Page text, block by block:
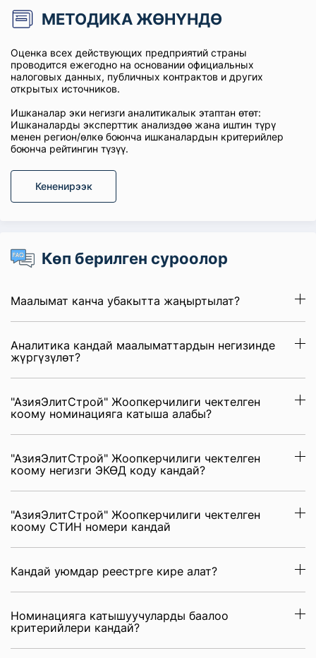
МЕТОДИКА ЖӨНҮНДӨ
Оценка всех действующих предприятий страны
проводится ежегодно на основании официальных
налоговых данных, публичных контрактов и других
открытых источников.
Ишканалар эки негизги аналитикалык этаптан өтөт:
Ишканаларды эксперттик анализдөө жана иштин түрү
менен регион/өлкө боюнча ишканалардын критерийлер
боюнча рейтингин түзүү.
Кененирээк
Көп берилген суроолор
Маалымат канча убакытта жаңыртылат?
Аналитика кандай маалыматтардын негизинде
жүргүзүлөт?
"АзияЭлитСтрой" Жоопкерчилиги чектелген
коому номинацияга катыша алабы?
"АзияЭлитСтрой" Жоопкерчилиги чектелген
коому негизги ЭКӨД коду кандай?
"АзияЭлитСтрой" Жоопкерчилиги чектелген
коому СТИН номери кандай
Кандай уюмдар реестрге кире алат?
Номинацияга катышуучуларды баалоо
критерийлери кандай?